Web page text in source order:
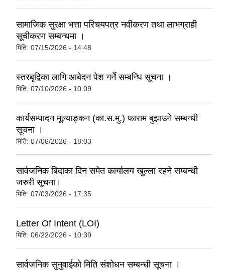
सामाजिक सुरक्षा भत्ता परिचयपत्र नवीकरण तथा लाभग्राही
सूचीकरण सम्बन्धमा ।
मिति: 07/15/2026 - 14:48
स्तरबृद्विका लागि आबेदन पेश गर्ने सम्बन्धि सूचना ।
मिति: 07/10/2026 - 10:09
कार्यसम्पादन मूल्याङ्कन (का.स.मु.) फाराम बुझाउने सम्बन्धी
सूचना ।
मिति: 07/06/2026 - 18:03
सार्वजनिक बिदाका दिन समेत कार्यालय खुल्ला रहने सम्बन्धी
जरुरी सूचना।
मिति: 07/03/2026 - 17:35
Letter Of Intent (LOI)
मिति: 06/22/2026 - 10:39
सार्वजनिक सुनुवाईको मिति संशोधन सम्बन्धी सूचना ।